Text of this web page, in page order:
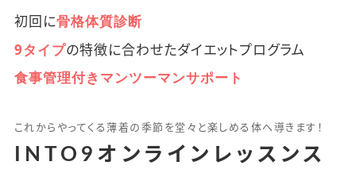
初回に骨格体質診断
9タイプの特徴に合わせたダイエットプログラム
食事管理付きマンツーマンサポート
これからやってくる薄着の季節を堂々と楽しめる体へ導きます！
INTO9オンラインレッスンス